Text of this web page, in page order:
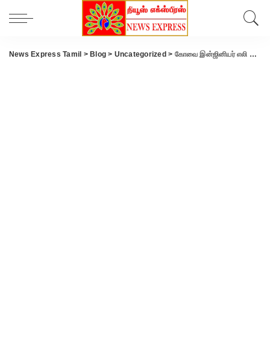
News Express Tamil > Blog > Uncategorized > கோவை இன்ஜினியர் எலி மருந்து தடவிய பிஸ்கட் சாப்பிட்டு உயிரிழப்பு..